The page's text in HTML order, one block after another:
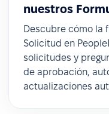
nuestros
Descubre cómo la
Solicitud en
solicitudes y
de aprobación,
actualizaciones